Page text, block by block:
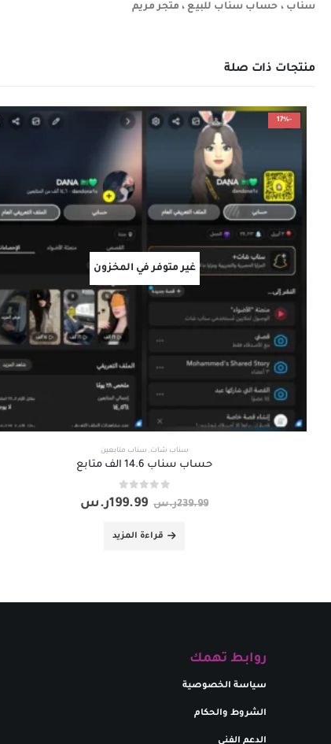
سناب ، حساب سناب للبيع ، متجر مريم
منتجات ذات صلة
-17%
غير متوفر في المخزون
سناب شات, سناب متابعين
حساب سناب 14.6 الف متابع
239.99ر.س 199.99ر.س
قراءة المزيد
روابط تهمك
سياسة الخصوصية
الشروط والحكام
الدعم الفني